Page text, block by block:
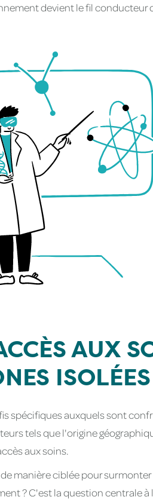
devient le fil conducteur
AUX
spécifiques auxquels sont
tels que l'origine
aux soins.
manière ciblée pour
? C'est la question centrale à